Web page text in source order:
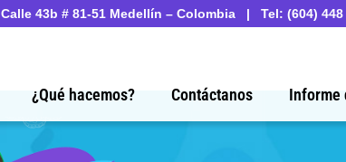
Calle 43b # 81-51 Medellín – Colombia | Tel: (604)
¿Qué hacemos? Contáctanos Informe